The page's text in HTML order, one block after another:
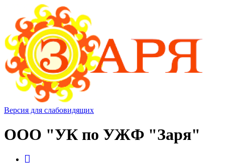
Версия для слабовидящих
ООО "УК по УЖФ "Заря"